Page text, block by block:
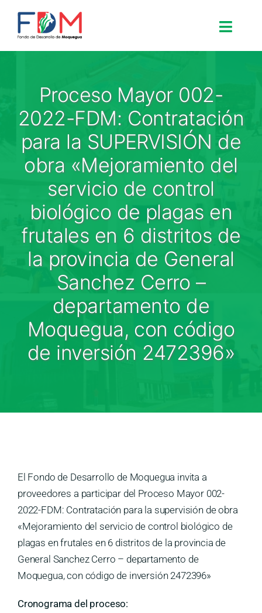
Search for:
Inicio
Nosotros
Proyectos
Procesos
Medios
Contáctanos
Proceso Mayor 002-
2022-FDM: Contratación
para la SUPERVISIÓN de
obra «Mejoramiento del
servicio de control
biológico de plagas en
frutales en 6 distritos de
la provincia de General
Sanchez Cerro –
departamento de
Moquegua, con código
de inversión 2472396»
El Fondo de Desarrollo de Moquegua invita a
proveedores a participar del Proceso Mayor 002-
2022-FDM: Contratación para la supervisión de obra
«Mejoramiento del servicio de control biológico de
plagas en frutales en 6 distritos de la provincia de
General Sanchez Cerro – departamento de
Moquegua, con código de inversión 2472396»
Cronograma del proceso: